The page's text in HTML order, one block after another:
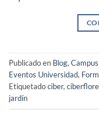
Publicado en Blog,
Eventos Universidad,
Etiquetadociber,
jardín